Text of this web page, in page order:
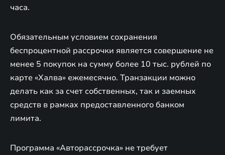
часа.
Обязательным условием сохранения
беспроцентной рассрочки является совершение не
менее 5 покупок на сумму более 10 тыс. рублей по
карте «Халва» ежемесячно. Транзакции можно
делать как за счет собственных, так и заемных
средств в рамках предоставленного банком
лимита.
Программа «Авторассрочка» не требует